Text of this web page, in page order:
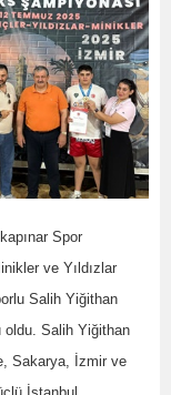
Spor
ve Yıldızlar
Salih Yiğithan
oldu. Salih Yiğithan
Sakarya, İzmir ve